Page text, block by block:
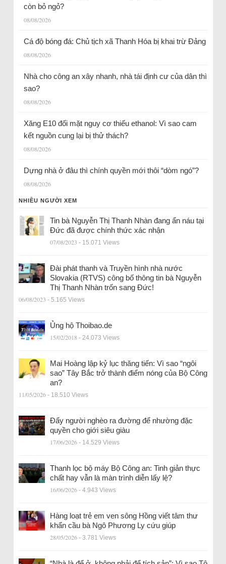
còn bỏ ngỏ?
08/08/2026
Cá độ bóng đá: Chủ tịch xã Thanh Hóa bị khai trừ Đảng
08/08/2026
Nhà cho công an xây nhanh, nhà tái định cư của dân thì
sao?
08/08/2026
Xăng E10 đối mặt nguy cơ thiếu ethanol: Vì sao cam
kết nguồn cung lại bị thử thách?
08/08/2026
Dựng nhà ở đâu thì chính quyền mới thôi “dòm ngó”?
08/08/2026
NHIỀU NGƯỜI XEM
Tin bà Nguyễn Thị Thanh Nhàn đang ẩn náu tại
Đức đã được chính thức xác nhận
07/08/2023 - 15.071 Views
Đài phát thanh và Truyền hình nhà nước
Slovakia (RTVS) công bố thông tin bà Nguyễn
Thị Thanh Nhàn trốn sang Đức!
06/08/2023 - 5.165 Views
Ủng hộ Thoibao.de
15/02/2018 - 24.073 Views
Mai Hoàng lập kỷ lục thăng tiến: Vì sao “ngôi
sao” Tây Bắc trở thành điểm nóng của Bộ Công
an?
11/05/2026 - 18.510 Views
Đẩy người nghèo ra đường để nhường đặc
quyền cho giới siêu giàu
17/06/2026 - 14.529 Views
Thanh lọc bộ máy Bộ Công an: Tinh giản thực
chất hay vẫn là màn trình diễn lấy lệ?
16/06/2026 - 4.943 Views
Hàng loạt trẻ em ven sông Hồng viết tâm thư
khẩn cầu bà Ngô Phương Ly cứu giúp
28/05/2026 - 3.781 Views